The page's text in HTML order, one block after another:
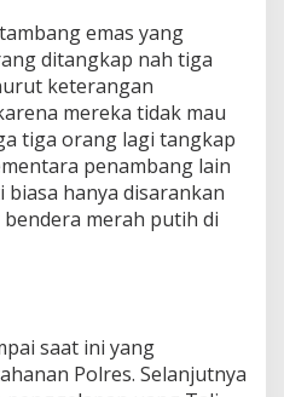
emas yang
ditangkap nah tiga
keterangan
mereka tidak mau
tiga orang lagi tangkap
penambang lain
hanya disarankan
merah putih di
saat ini yang
Polres. Selanjutnya